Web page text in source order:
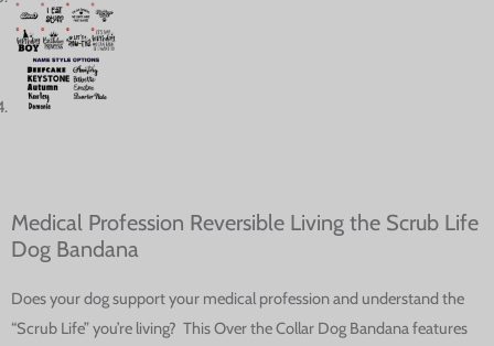
Medical Profession Reversible Living the Scrub Life
Dog Bandana
Does your dog support your medical profession and understand the
“Scrub Life” you’re living? This Over the Collar Dog Bandana features